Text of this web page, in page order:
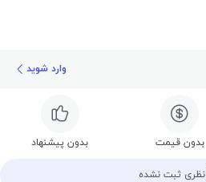
وارد شوید
بدون قیمت بدون پیشنهاد
نظری ثبت نشده